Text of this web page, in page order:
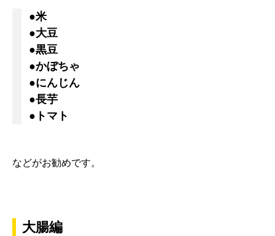
●米
●大豆
●黒豆
●かぼちゃ
●にんじん
●長芋
●トマト
などがお勧めです。
大腸編